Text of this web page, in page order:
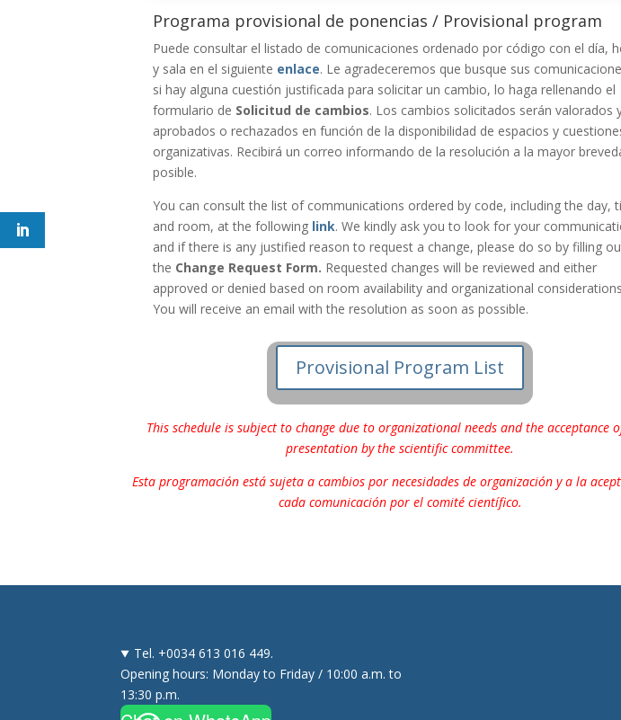
Programa provisional de ponencias / Provisional program
Puede consultar el listado de comunicaciones ordenado por código con el día,
y sala en el siguiente enlace. Le agradeceremos que busque sus
si hay alguna cuestión justificada para solicitar un cambio, lo haga rellenando el
formulario de Solicitud de cambios. Los cambios solicitados serán valorados
aprobados o rechazados en función de la disponibilidad de espacios y
organizativas. Recibirá un correo informando de la resolución a la mayor
posible.
You can consultthelist of communications orderedby code,includingthe day,
androom, atthefollowing link.Wekindly askyoutolookforyour
andifthereis any justifiedreasontorequest a change,please do sobyfilling
the Change Request Form. Requested changes will be reviewed and either
approved or denied based on room availability and organizational
You will receive an email with the resolution as soon as possible.
Provisional Program List
This schedule is subject to change due to organizational needs and the acceptance
presentation by the scientific committee.
Esta programación está sujeta a cambios por necesidades de organización y a la
cada comunicación por el comité científico.
Tel. +0034 613 016 449.
Opening hours: Monday to Friday / 10:00 a.m. to
13:30 p.m.